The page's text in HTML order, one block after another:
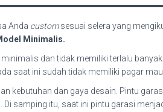
Anda customsesuai selera yang
Minimalis.
dan tidak memiliki terlalu
saat ini sudah tidak memiliki pagar
kebutuhan dan gaya desain. Pintu
samping itu, saat ini pintu garasi